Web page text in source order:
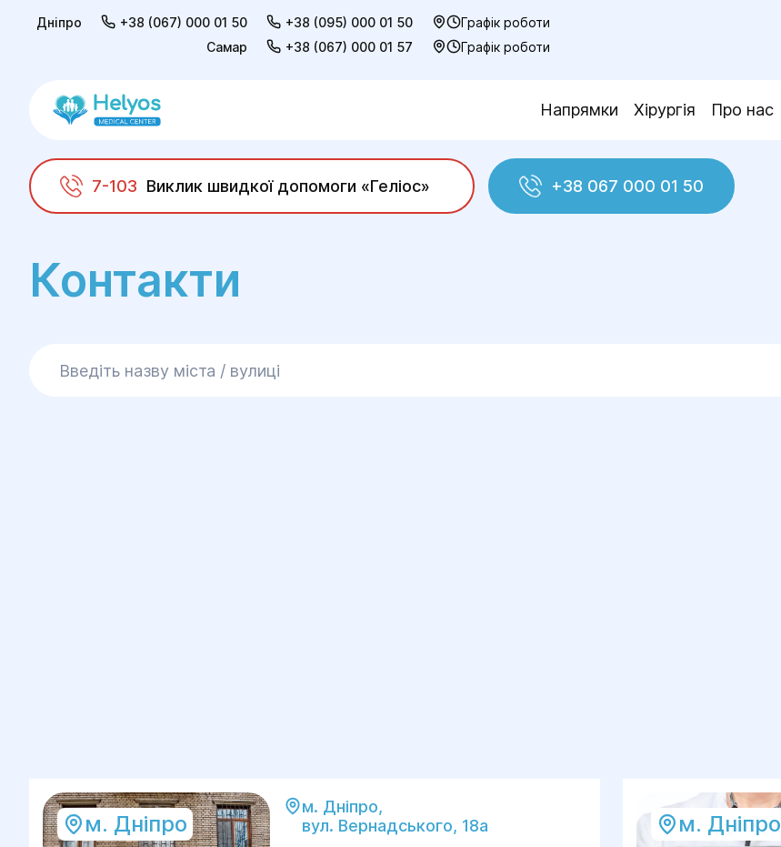
Дніпро +38 (067) 000 01 50 +38 (095) 000 01 50
Графік роботи
Самар
+38 (067) 000 01 57 Графік роботи
Напрямки Хірургія Про нас
7-103 Виклик швидкої допомоги «Геліос»
+38 067 000 01 50
Helyos
Контакти
м. Дніпро
м. Дніпро,
вул. Вернадського, 18а
м. Дніпро